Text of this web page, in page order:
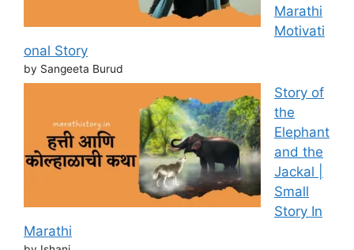
Marathi
Motivati
onal Story
by Sangeeta Burud
Story of
the
Elephant
and the
Jackal |
Small
Story In
Marathi